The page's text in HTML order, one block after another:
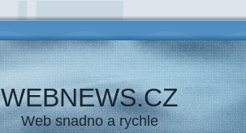
WEBNEWS.CZ
Web snadno a rychle